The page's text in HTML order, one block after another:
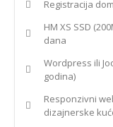
Registracija
HM XS SSD
dana
Wordpress ili
godina)
Responzivni
dizajnerske